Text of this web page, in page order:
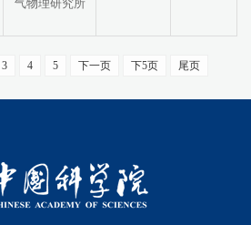
气物理研究所
3 4 5 下一页 下5页 尾页